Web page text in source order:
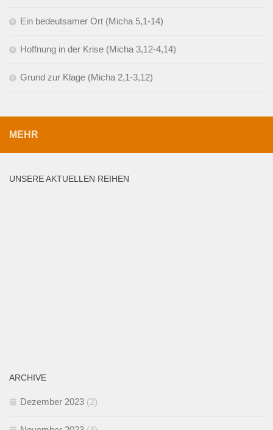
Ein bedeutsamer Ort (Micha 5,1-14)
Hoffnung in der Krise (Micha 3,12-4,14)
Grund zur Klage (Micha 2,1-3,12)
MEHR
UNSERE AKTUELLEN REIHEN
ARCHIVE
Dezember 2023 (2)